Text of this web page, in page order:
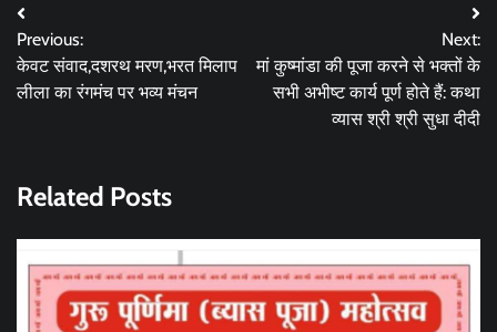
Post
navigation
Previous:
केवट संवाद,दशरथ मरण,भरत मिलाप
लीला का रंगमंच पर भव्य मंचन
Next:
मां कुष्‍मांडा की पूजा करने से भक्तों के
सभी अभीष्‍ट कार्य पूर्ण होते हैं: कथा
व्यास श्री श्री सुधा दीदी
Related Posts